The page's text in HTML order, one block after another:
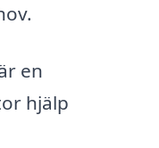
en
hjälp